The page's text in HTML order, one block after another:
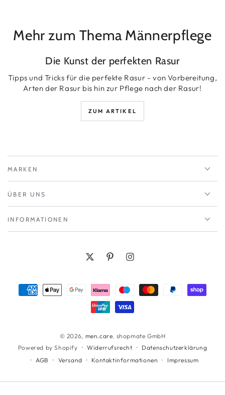
Mehr zum Thema Männerpflege
Die Kunst der perfekten Rasur
Tipps und Tricks für die perfekte Rasur - von Vorbereitung,
Arten der Rasur bis hin zur Pflege nach der Rasur!
ZUM ARTIKEL
MARKEN
ÜBER UNS
INFORMATIONEN
TwitterPinterestInstagram
© 2026, men.care. shopmate GmbH
Powered by Shopify
Widerrufsrecht
Datenschutzerklärung
AGB
Versand Kontaktinformationen Impressum
Zahlungsmöglichkeiten